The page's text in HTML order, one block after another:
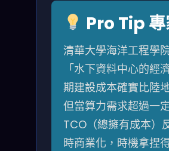
Pro Tip
清華大學海洋工程學
「水下資料中心的經
期建設成本確實比陸
但當算力需求超過一
TCO（總擁有成本）
時商業化，時機拿捏